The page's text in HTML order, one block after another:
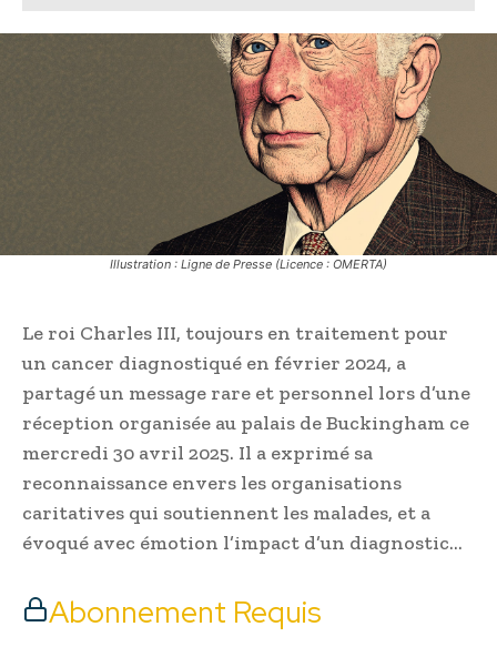
Illustration : Ligne de Presse (Licence : OMERTA)
Le roi Charles III, toujours en traitement pour
un cancer diagnostiqué en février 2024, a
partagé un message rare et personnel lors d’une
réception organisée au palais de Buckingham ce
mercredi 30 avril 2025. Il a exprimé sa
reconnaissance envers les organisations
caritatives qui soutiennent les malades, et a
évoqué avec émotion l’impact d’un diagnostic…
Abonnement Requis